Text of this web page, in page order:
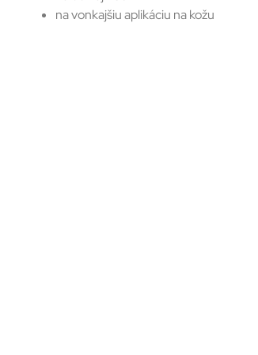
na vonkajšiu aplikáciu na kožu